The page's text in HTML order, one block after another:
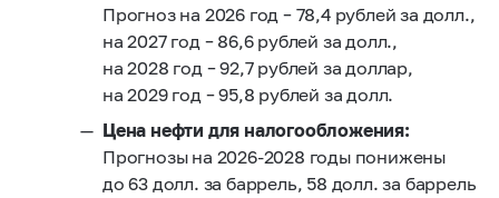
Прогноз на 2026 год – 78,4 рублей за долл.,
на 2027 год – 86,6 рублей за долл.,
на 2028 год – 92,7 рублей за доллар,
на 2029 год – 95,8 рублей за долл.
Цена нефти для налогообложения:
Прогнозы на 2026-2028 годы понижены
до 63 долл. за баррель, 58 долл. за баррель